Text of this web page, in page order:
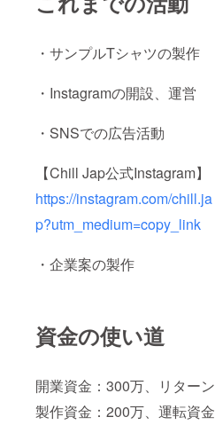
・サンプルTシャツの製作
・Instagramの開設、運営
・SNSでの広告活動
【Chill Jap公式Instagram】
https://instagram.com/chill.ja
p?utm_medium=copy_link
・企業案の製作
資金の使い道
開業資金：300万、リターン
製作資金：200万、運転資金